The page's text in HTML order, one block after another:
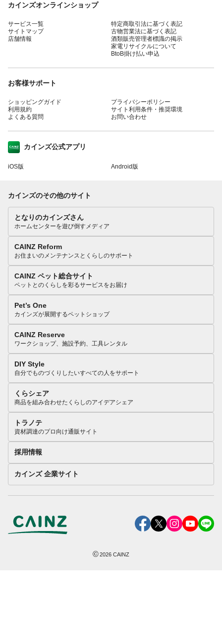
カインズオンラインショップ
サービス一覧
サイトマップ
店舗情報
特定商取引法に基づく表記
古物営業法に基づく表記
酒類販売管理者標識の掲示
家電リサイクルについて
BtoB掛け払い申込
お客様サポート
ショッピングガイド
利用規約
よくある質問
プライバシーポリシー
サイト利用条件・推奨環境
お問い合わせ
カインズ公式アプリ
iOS版 Android版
カインズのその他のサイト
となりのカインズさん
ホームセンターを遊び倒すメディア
CAINZ Reform
お住まいのメンテナンスとくらしのサポート
CAINZ ペット総合サイト
ペットとのくらしを彩るサービスをお届け
Pet’s One
カインズが展開するペットショップ
CAINZ Reserve
ワークショップ、施設予約、工具レンタル
DIY Style
自分でものづくりしたいすべての人をサポート
くらシェア
商品を組み合わせたくらしのアイデアシェア
トラノテ
資材調達のプロ向け通販サイト
採用情報
カインズ 企業サイト
©2026 CAINZ